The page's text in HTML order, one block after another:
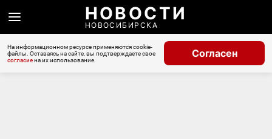
НОВОСТИ
НОВОСИБИРСКА
На информационном ресурсе применяются cookie-
файлы. Оставаясь на сайте, вы подтверждаете свое
согласиена их использование.
Согласен